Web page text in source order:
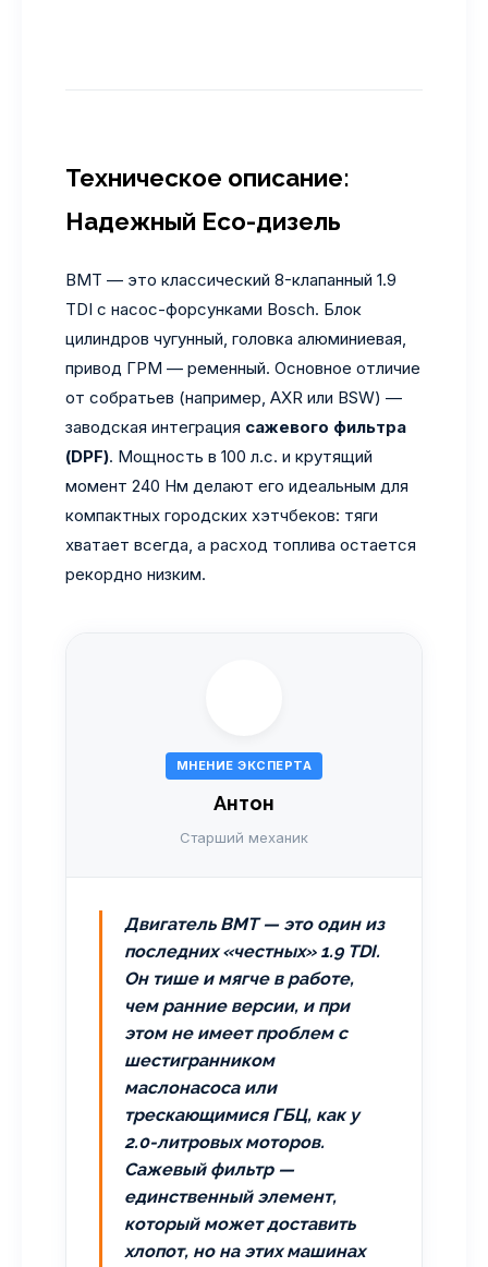
Техническое описание:
Надежный Eco-дизель
BMT — это классический 8-клапанный 1.9
TDI с насос-форсунками Bosch. Блок
цилиндров чугунный, головка алюминиевая,
привод ГРМ — ременный. Основное отличие
от собратьев (например, AXR или BSW) —
заводская интеграция сажевого фильтра
(DPF). Мощность в 100 л.с. и крутящий
момент 240 Нм делают его идеальным для
компактных городских хэтчбеков: тяги
хватает всегда, а расход топлива остается
рекордно низким.
МНЕНИЕ ЭКСПЕРТА
Антон
Старший механик
Двигатель BMT — это один из
последних «честных» 1.9 TDI.
Он тише и мягче в работе,
чем ранние версии, и при
этом не имеет проблем с
шестигранником
маслонасоса или
трескающимися ГБЦ, как у
2.0-литровых моторов.
Сажевый фильтр —
единственный элемент,
который может доставить
хлопот, но на этих машинах